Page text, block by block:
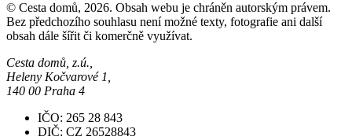
© Cesta domů, 2026. Obsah webu je chráněn autorským právem.
Bez předchozího souhlasu není možné texty, fotografie ani další
obsah dále šířit či komerčně využívat.
Cesta domů, z.ú.,
Heleny Kočvarové 1,
140 00 Praha 4
IČO: 265 28 843
DIČ: CZ 26528843